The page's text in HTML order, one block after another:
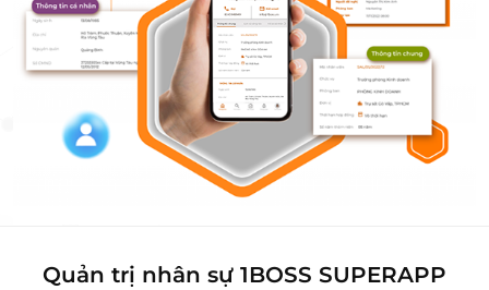
Quản trị nhân sự 1BOSS SUPERAPP